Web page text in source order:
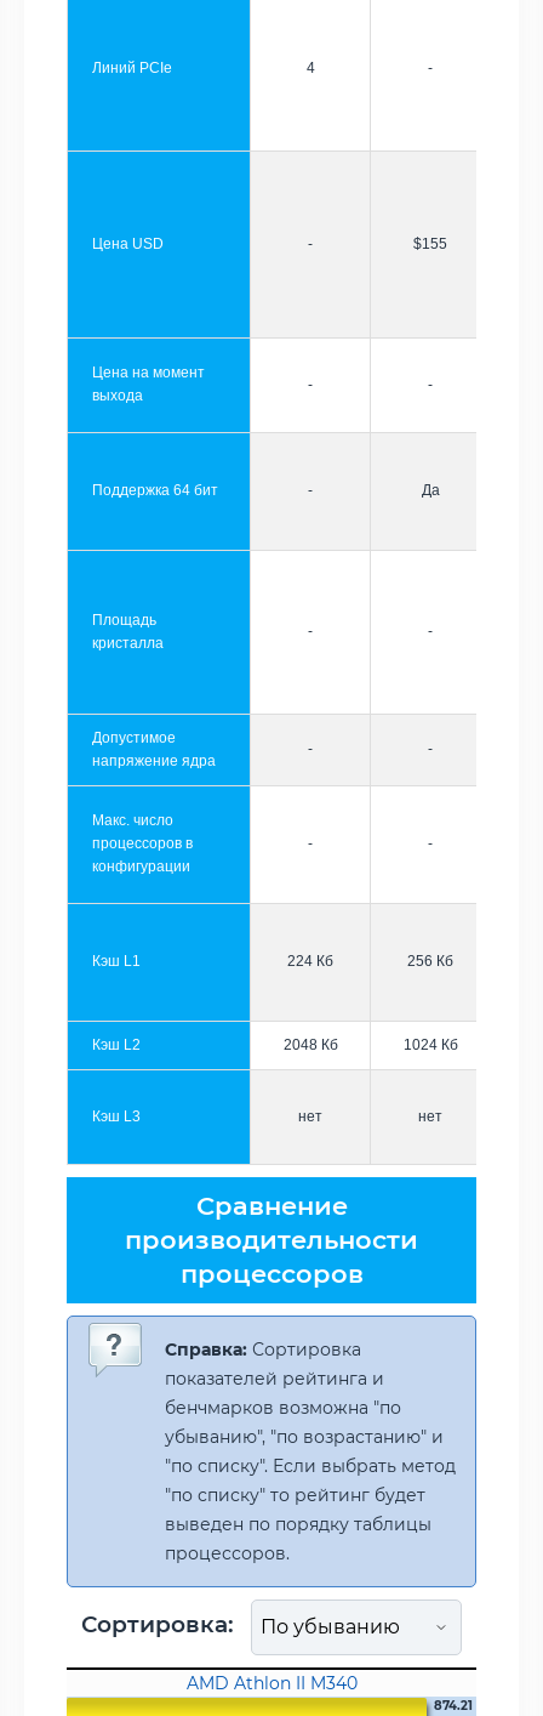
Линий PCIe 4 -
Цена USD - $155
Цена на момент
выхода
- -
Поддержка 64 бит - Да
Площадь
кристалла
- -
Допустимое
напряжение ядра
- -
Макс. число
процессоров в
конфигурации
- -
Кэш L1 224 Кб 256 Кб
Кэш L2 2048 Кб 1024 Кб
Кэш L3 нет нет
Сравнение
производительности
процессоров
Справка: Сортировка
показателей рейтинга и
бенчмарков возможна "по
убыванию", "по возрастанию" и
"по списку". Если выбрать метод
"по списку" то рейтинг будет
выведен по порядку таблицы
процессоров.
Сортировка:
AMD Athlon II M340
874.21